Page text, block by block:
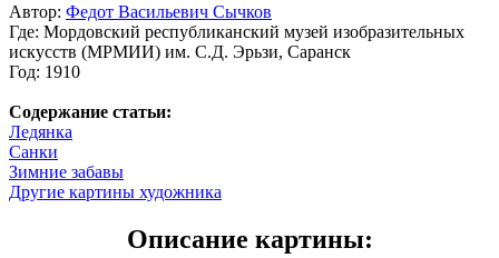
Автор: Федот Васильевич Сычков
Где: Мордовский республиканский музей изобразительных
искусств (МРМИИ) им. С.Д. Эрьзи, Саранск
Год: 1910
Содержание статьи:
Ледянка
Санки
Зимние забавы
Другие картины художника
Описание картины: